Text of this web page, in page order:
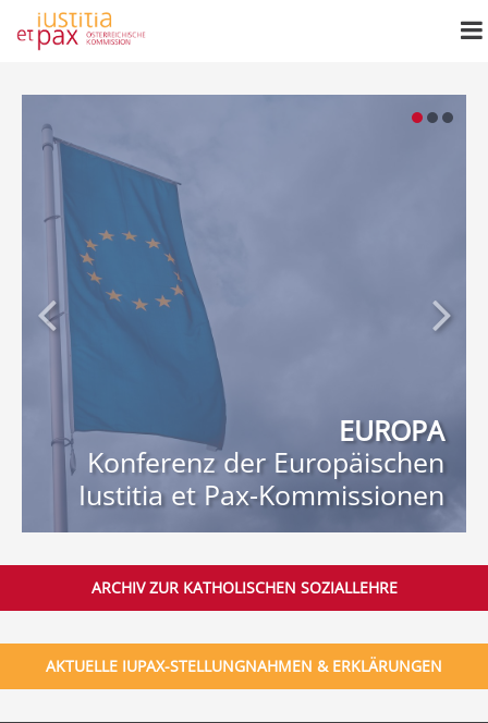
EUROPA
Konferenz der Europäischen
Iustitia et Pax-Kommissionen
ARCHIV ZUR KATHOLISCHEN SOZIALLEHRE
AKTUELLE IUPAX-STELLUNGNAHMEN & ERKLÄRUNGEN